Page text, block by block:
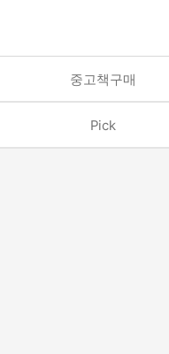
중고책구매
Pick